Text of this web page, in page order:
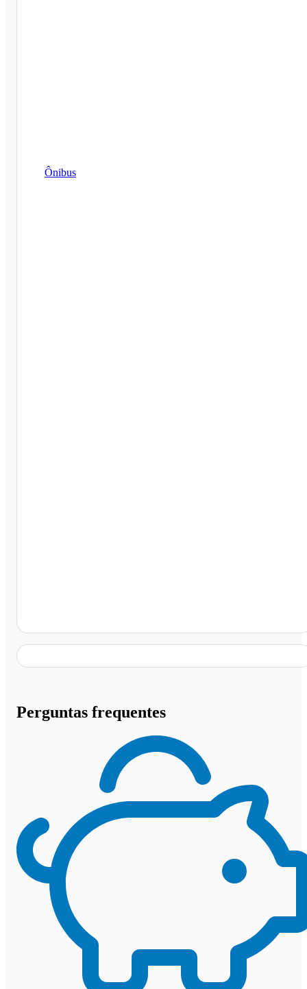
Ônibus
Perguntas frequentes